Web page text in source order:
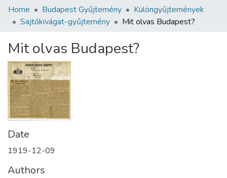
Communities & Collections
Statistics
About us
Home Budapest Gyűjtemény
Különgyűjtemények
Sajtókivágat-gyűjtemény
Mit olvas Budapest?
Mit olvas Budapest?
Date
1919-12-09
Authors